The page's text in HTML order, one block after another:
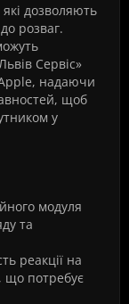
дозволяють
розваг.
Сервіс»
Apple, надаючи
щоб
у
модуля
та
реакції на
що потребує